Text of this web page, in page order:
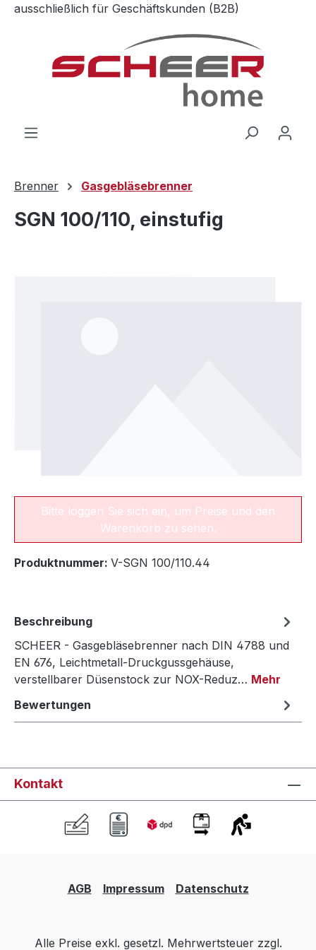
Zum Hauptinhalt springen
ausschließlich für Geschäftskunden (B2B)
Brenner Gasgebläsebrenner
SGN 100/110, einstufig
Bitte loggen Sie sich ein, um Preise und den
Warenkorb zu sehen.
Produktnummer: V-SGN 100/110.44
Beschreibung
SCHEER - Gasgebläsebrenner nach DIN 4788 und
EN 676, Leichtmetall-Druckgussgehäuse,
verstellbarer Düsenstock zur NOX-Reduz… Mehr
Bewertungen
Kontakt
AGB Impressum Datenschutz
Alle Preise exkl. gesetzl. Mehrwertsteuer zzgl.